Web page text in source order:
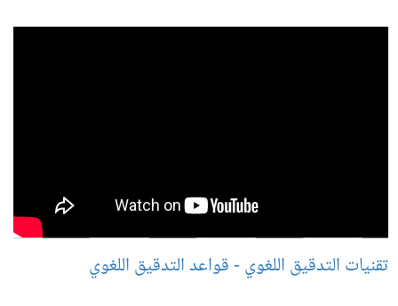
تقنيات التدقيق اللغوي - قواعد التدقيق اللغوي